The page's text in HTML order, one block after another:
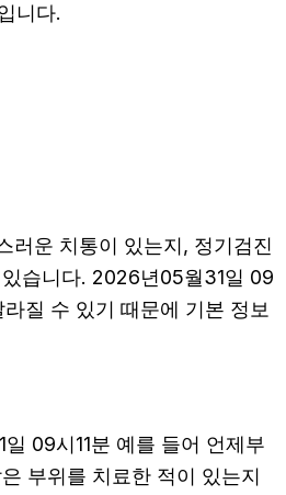
니다.
러운 치통이 있는지, 정기검진
습니다. 2026년05월31일 09
질 수 있기 때문에 기본 정보
09시11분 예를 들어 언제부
부위를 치료한 적이 있는지